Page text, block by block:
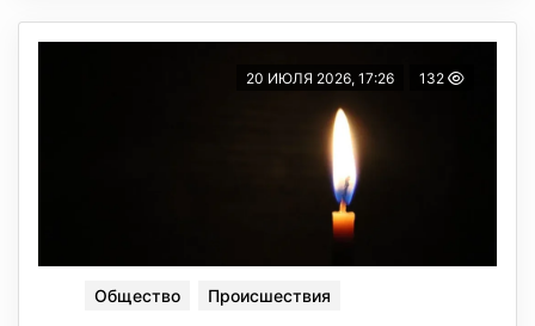
20 ИЮЛЯ 2026, 17:26 132
Общество Происшествия